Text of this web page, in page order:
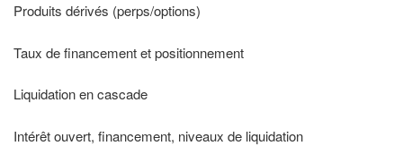
Produits dérivés (perps/options)
Taux de financement et positionnement
Liquidation en cascade
Intérêt ouvert, financement, niveaux de liquidation